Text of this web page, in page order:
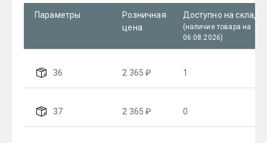
Параметры
Розничная
цена
Доступно на складе
(наличие товара на
06.08.2026)
36 2 365 ₽ 1
37 2 365 ₽ 0